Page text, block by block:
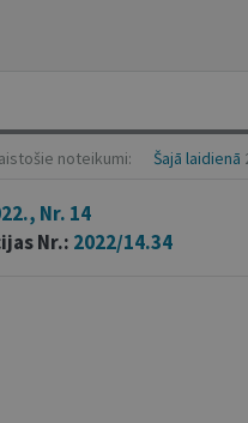
noteikumi: Šajā laidienā
Nr. 14
Nr.: 2022/14.34